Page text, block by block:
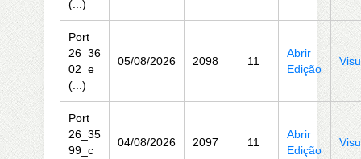
(...)
Port_
26_36
02_e
(...)
05/08/2026 2098 11
Abrir
Edição
Port_
26_35
99_c
04/08/2026 2097 11
Abrir
Edição